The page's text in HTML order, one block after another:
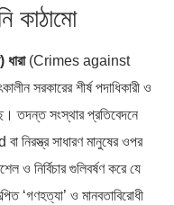
কাঠামো
ধারা(Crimes against
সরকারের শীর্ষ পদাধিকারী ও
তদন্ত সংস্থার প্রতিবেদনে
নিরস্ত্র সাধারণ মানুষের ওপর
ও নির্বিচার গুলিবর্ষণ করে যে
‘গণহত্যা’ ও মানবতাবিরোধী